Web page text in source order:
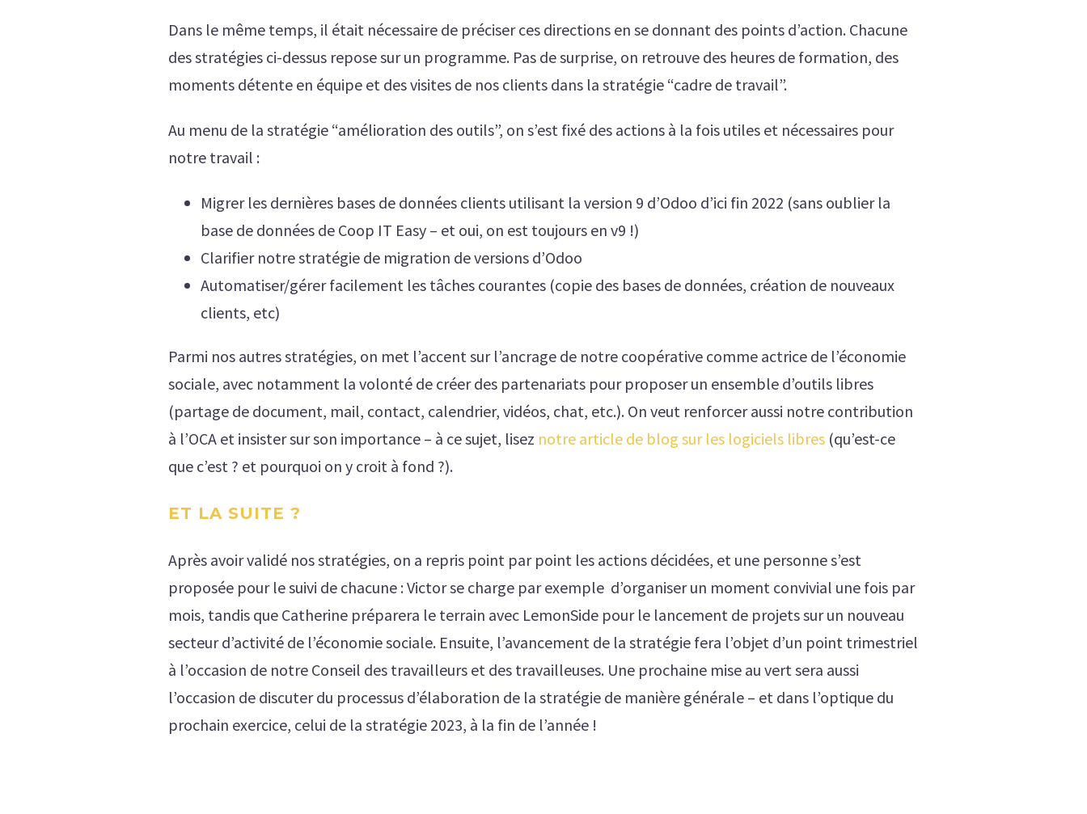
Dans le même temps, il était nécessaire de préciser ces directions en se donnant des points d’action. Chacune
des stratégies ci-dessus repose sur un programme. Pas de surprise, on retrouve des heures de formation, des
moments détente en équipe et des visites de nos clients dans la stratégie “cadre de travail”.
Au menu de la stratégie “amélioration des outils”, on s’est fixé des actions à la fois utiles et nécessaires pour
notre travail :
Migrer les dernières bases de données clients utilisant la version 9 d’Odoo d’ici fin 2022 (sans oublier la
base de données de Coop IT Easy – et oui, on est toujours en v9 !)
Clarifier notre stratégie de migration de versions d’Odoo
Automatiser/gérer facilement les tâches courantes (copie des bases de données, création de nouveaux
clients, etc)
Parmi nos autres stratégies, on met l’accent sur l’ancrage de notre coopérative comme actrice de l’économie
sociale, avec notamment la volonté de créer des partenariats pour proposer un ensemble d’outils libres
(partage de document, mail, contact, calendrier, vidéos, chat, etc.). On veut renforcer aussi notre contribution
à l’OCA et insister sur son importance – à ce sujet, lisez notre article de blog sur les logiciels libres(qu’est-ce
que c’est ? et pourquoi on y croit à fond ?).
ET LA SUITE ?
Après avoir validé nos stratégies, on a repris point par point les actions décidées, et une personne s’est
proposée pour le suivi de chacune : Victor se charge par exemple d’organiser un moment convivial une fois par
mois, tandis que Catherine préparera le terrain avec LemonSide pour le lancement de projets sur un nouveau
secteur d’activité de l’économie sociale. Ensuite, l’avancement de la stratégie fera l’objet d’un point trimestriel
à l’occasion de notre Conseil des travailleurs et des travailleuses. Une prochaine mise au vert sera aussi
l’occasion de discuter du processus d’élaboration de la stratégie de manière générale – et dans l’optique du
prochain exercice, celui de la stratégie 2023, à la fin de l’année !